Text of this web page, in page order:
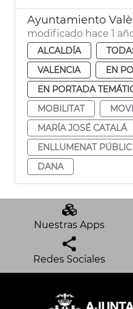
modificado hace 1
ALCALDÍA
VALENCIA
EN
EN PORTADA
MOBILITAT
MARÍA JOSÉ CATALÁ
ENLLUMENAT PÚBLIC
DANA
Nuestras Apps
Redes Sociales